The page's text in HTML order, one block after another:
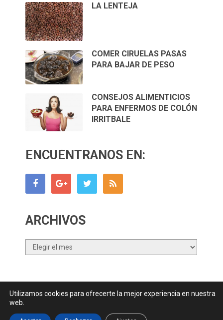
LA LENTEJA
COMER CIRUELAS PASAS
PARA BAJAR DE PESO
CONSEJOS ALIMENTICIOS
PARA ENFERMOS DE COLÓN
IRRITBALE
ENCUÉNTRANOS EN:
ARCHIVOS
Archivos
Contactar|| Datos Legales y Privacidady
Utilizamos cookies para ofrecerte la mejor experiencia en nuestra
web.